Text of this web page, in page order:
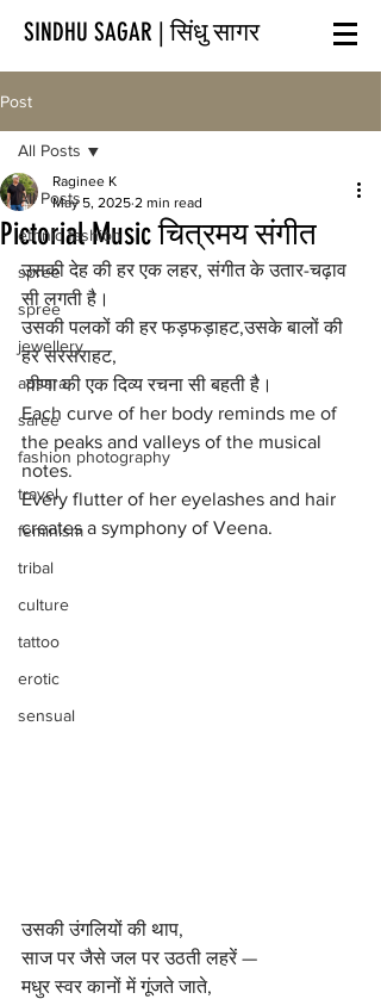
SINDHU SAGAR | सिंधु सागर
Post
All Posts
ethnic fashion
spree
spree
jewellery
apsara
saree
fashion photography
travel
feminism
tribal
culture
tattoo
erotic
sensual
All Posts
Pictorial Music चित्रमय संगीत
Raginee K
May 5, 2025 2 min read
उसकी देह की हर एक लहर, संगीत के उतार-चढ़ाव
सी लगती है।
उसकी पलकों की हर फड़फड़ाहट,उसके बालों की
हर सरसराहट,
वीणा की एक दिव्य रचना सी बहती है।
Each curve of her body reminds me of
the peaks and valleys of the musical
notes.
Every flutter of her eyelashes and hair
creates a symphony of Veena.
उसकी उंगलियों की थाप,
साज पर जैसे जल पर उठती लहरें —
मधुर स्वर कानों में गूंजते जाते,